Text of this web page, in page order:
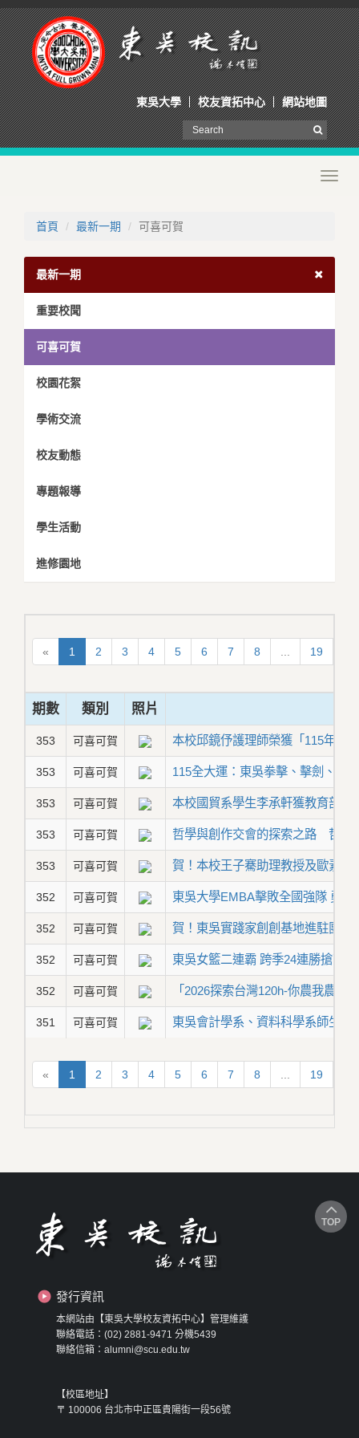
東吳大學 校友資拓中心 網站地圖
首頁 最新一期 可喜可賀
最新一期
重要校聞
可喜可賀
校園花絮
學術交流
校友動態
專題報導
學生活動
進修園地
« 1 2 3 4 5 6 7 8 19
期數 類別 照片
353 可喜可賀 本校邱鏡伃護理師榮獲「115年度
353 可喜可賀 115全大運：東吳拳擊、擊劍、跆
353 可喜可賀 本校國貿系學生李承軒獲教育部「
353 可喜可賀 哲學與創作交會的探索之路 哲學
353 可喜可賀 賀！本校王子騫助理教授及歐素
352 可喜可賀 東吳大學EMBA擊敗全國強隊 勇奪
352 可喜可賀 賀！東吳實踐家創創基地進駐團隊
352 可喜可賀 東吳女籃二連霸 跨季24連勝搶下
352 可喜可賀 「2026探索台灣120h-你農我農
351 可喜可賀 東吳會計學系、資料科學系師生
« 1 2 3 4 5 6 7 8 19
發行資訊
本網站由【東吳大學校友資拓中心】管理維護
聯絡電話：(02) 2881-9471 分機5439
聯絡信箱：alumni@scu.edu.tw
【校區地址】
〒 100006 台北市中正區貴陽街一段56號
TOP